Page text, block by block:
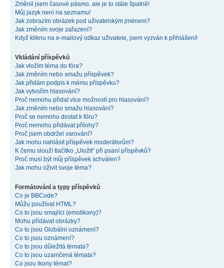
Změnil jsem časové pásmo, ale je to stále špatně!
Můj jazyk není na seznamu!
Jak zobrazím obrázek pod uživatelským jménem?
Jak změním svoje zařazení?
Když kliknu na e-mailový odkaz uživatele, jsem vyzván k přihlášení!
Vkládání příspěvků
Jak vložím téma do fóra?
Jak změním nebo smažu příspěvek?
Jak přidám podpis k mému příspěvku?
Jak vytvořím hlasování?
Proč nemohu přidat více možností pro hlasování?
Jak změním nebo smažu hlasování?
Proč se nemohu dostat k fóru?
Proč nemohu přidávat přílohy?
Proč jsem obdržel varování?
Jak mohu nahlásit příspěvek moderátorům?
K čemu slouží tlačítko „Uložit“ při psaní příspěvků?
Proč musí být můj příspěvek schválen?
Jak mohu oživit svoje téma?
Formátování a typy příspěvků
Co je BBCode?
Můžu používat HTML?
Co to jsou smajlíci (emotikony)?
Mohu přidávat obrázky?
Co to jsou Globální oznámení?
Co to jsou oznámení?
Co to jsou důležitá témata?
Co to jsou uzamčená témata?
Co jsou ikony témat?